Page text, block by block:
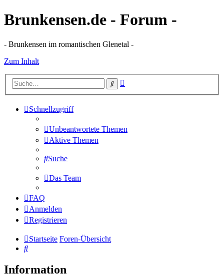
Brunkensen.de - Forum -
- Brunkensen im romantischen Glenetal -
Zum Inhalt
Suche
Schnellzugriff
Unbeantwortete Themen
Aktive Themen
Suche
Das Team
FAQ
Anmelden
Registrieren
Startseite Foren-Übersicht
Suche
Information